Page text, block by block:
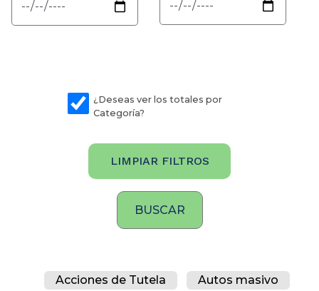
¿Deseas ver los totales por
Categoría?
LIMPIAR FILTROS
Acciones de Tutela
Autos masivo